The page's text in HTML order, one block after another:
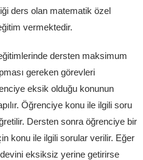
ders olan matematik özel
vermektedir.
dersten maksimum
gereken görevleri
eksik olduğu konunun
Öğrenciye konu ile ilgili soru
Dersten sonra öğrenciye bir
konu ile ilgili sorular verilir. Eğer
eksiksiz yerine getirirse